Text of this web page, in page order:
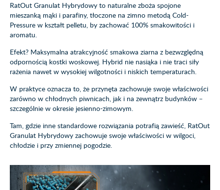
RatOut Granulat Hybrydowy to naturalne zboża spojone
mieszanką mąki i parafiny, tłoczone na zimno metodą Cold-
Pressure w kształt pelletu, by zachować 100% smakowitości i
aromatu.
Efekt? Maksymalna atrakcyjność smakowa ziarna z bezwzględną
odpornością kostki woskowej. Hybrid nie nasiąka i nie traci siły
rażenia nawet w wysokiej wilgotności i niskich temperaturach.
W praktyce oznacza to, że przynęta zachowuje swoje właściwości
zarówno w chłodnych piwnicach, jak i na zewnątrz budynków –
szczególnie w okresie jesienno-zimowym.
Tam, gdzie inne standardowe rozwiązania potrafią zawieść, RatOut
Granulat Hybrydowy zachowuje swoje właściwości w wilgoci,
chłodzie i przy zmiennej pogodzie.